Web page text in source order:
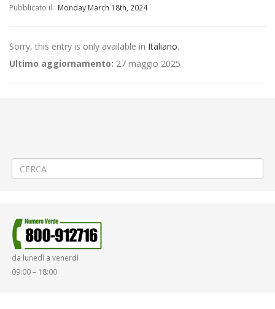
Pubblicato il : Monday March 18th, 2024
Sorry, this entry is only available in Italiano.
Ultimo aggiornamento: 27 maggio 2025
da lunedì a venerdì
09:00 – 18:00